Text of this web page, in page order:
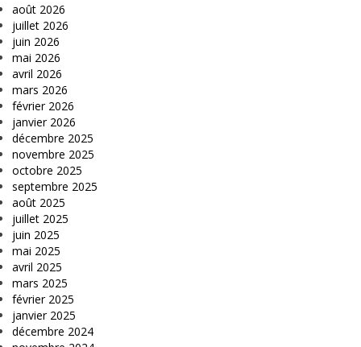
août 2026
juillet 2026
juin 2026
mai 2026
avril 2026
mars 2026
février 2026
janvier 2026
décembre 2025
novembre 2025
octobre 2025
septembre 2025
août 2025
juillet 2025
juin 2025
mai 2025
avril 2025
mars 2025
février 2025
janvier 2025
décembre 2024